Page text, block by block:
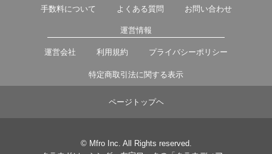
手数料について よくある質問 お問い合わせ
運営情報
運営会社 利用規約 プライバシーポリシー
特定商取引法に関する表示
ページトップヘ
© Mfro Inc. All Rights reserved.